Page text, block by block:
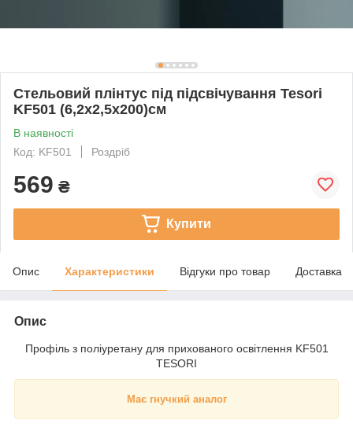
Стельовий плінтус під підсвічування Tesori
KF501 (6,2х2,5х200)см
В наявності
Код: KF501
Роздріб
569 ₴
Купити
Опис Характеристики Відгуки про товар Доставка
Опис
Профіль з поліуретану для прихованого освітлення KF501
TESORI
Має гнучкий аналог